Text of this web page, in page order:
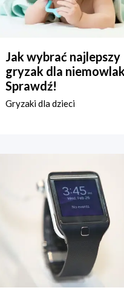
Jak wybrać najlepszy
gryzak dla
Sprawdź!
Gryzaki dla dzieci